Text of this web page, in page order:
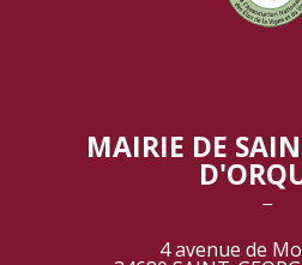
MAIRIE DE
‾
4 avenue de